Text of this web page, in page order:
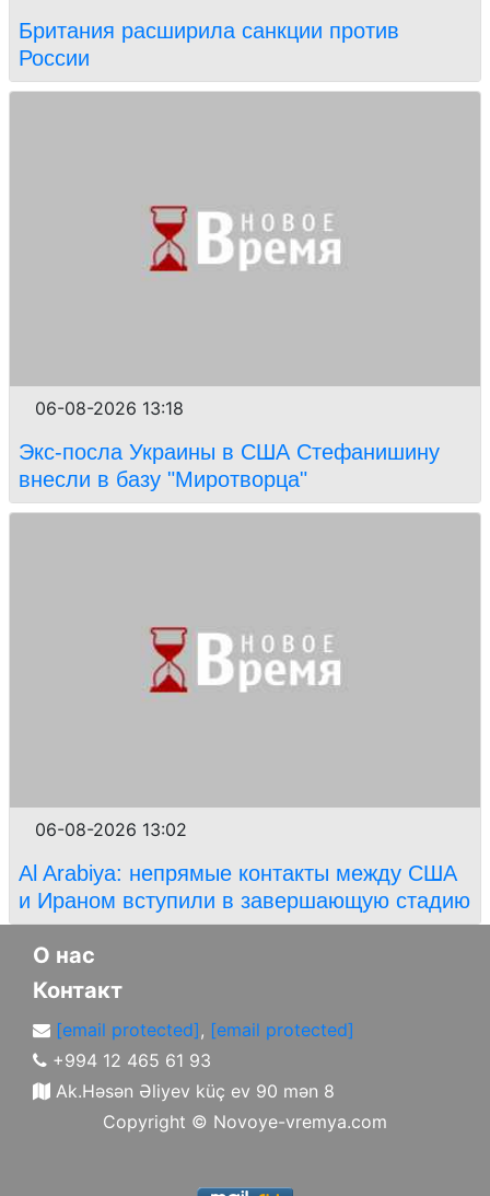
Британия расширила санкции против
России
06-08-2026 13:18
Экс-посла Украины в США Стефанишину
внесли в базу "Миротворца"
06-08-2026 13:02
Al Arabiya: непрямые контакты между США
и Ираном вступили в завершающую стадию
О нас
Контакт
[email protected], [email protected]
+994 12 465 61 93
Ak.Həsən Əliyev küç ev 90 mən 8
Copyright © Novoye-vremya.com